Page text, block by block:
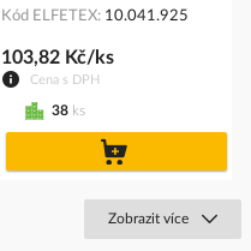
Kód ELFETEX 10.041.925
Cena s DPH
103,82 Kč/ks
38 ks
Zobrazit více